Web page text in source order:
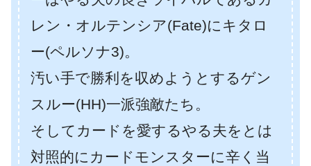
レン・オルテンシア(Fate)にキタロ
ー(ペルソナ3)。
汚い手で勝利を収めようとするゲン
スルー(HH)一派強敵たち。
そしてカードを愛するやる夫をとは
対照的にカードモンスターに辛く当